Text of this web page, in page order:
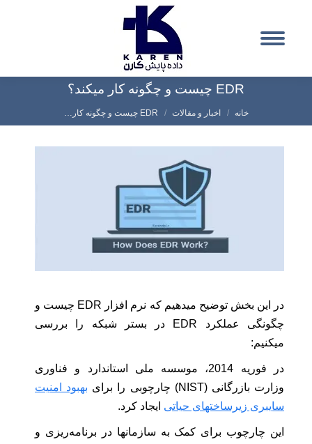
EDR چیست و چگونه کار میکند؟
شما اینجا هستید:
خانه اخبار و مقالات EDR چیست و چگونه کار…
در این بخش توضیح میدهیم که نرم افزار EDR چیست و
چگونگی عملکرد EDR در بستر شبکه را بررسی
میکنیم:
در فوریه 2014، موسسه ملی استاندارد و فناوری
وزارت بازرگانی (NIST) چارچوبی را برای
بهبود امنیت
سایبری زیرساختهای حیاتی ایجاد کرد.
این چارچوب برای کمک به سازمانها در برنامه‌ریزی و